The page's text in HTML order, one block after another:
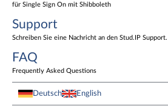
für Single Sign On mit Shibboleth
Support
Schreiben Sie eine Nachricht an den Stud.IP Support.
FAQ
Frequently Asked Questions
Deutsch English